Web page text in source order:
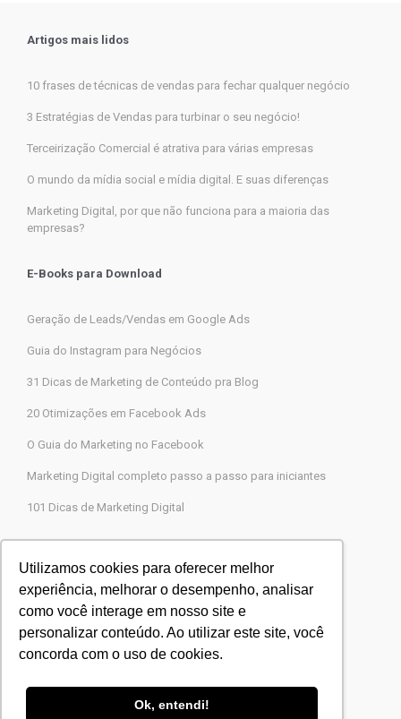
Utilizamos cookies para oferecer melhor
experiência, melhorar o desempenho, analisar
como você interage em nosso site e
personalizar conteúdo. Ao utilizar este site, você
concorda com o uso de cookies.
Ok, entendi!
Artigos mais lidos
10 frases de técnicas de vendas para fechar qualquer negócio
3 Estratégias de Vendas para turbinar o seu negócio!
Terceirização Comercial é atrativa para várias empresas
O mundo da mídia social e mídia digital. E suas diferenças
Marketing Digital, por que não funciona para a maioria das
empresas?
E-Books para Download
Geração de Leads/Vendas em Google Ads
Guia do Instagram para Negócios
31 Dicas de Marketing de Conteúdo pra Blog
20 Otimizações em Facebook Ads
O Guia do Marketing no Facebook
Marketing Digital completo passo a passo para iniciantes
101 Dicas de Marketing Digital
Agência Legions Marketing Digital
Rua Gaspar Moreira, 22, Butantã, São Paulo-SP
CEP 05505-000